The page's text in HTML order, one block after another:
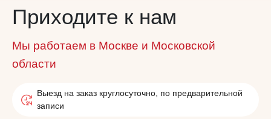
Приходите к нам
Мы работаем в Москве и Московской
области
Выезд на заказ круглосуточно, по предварительной
записи